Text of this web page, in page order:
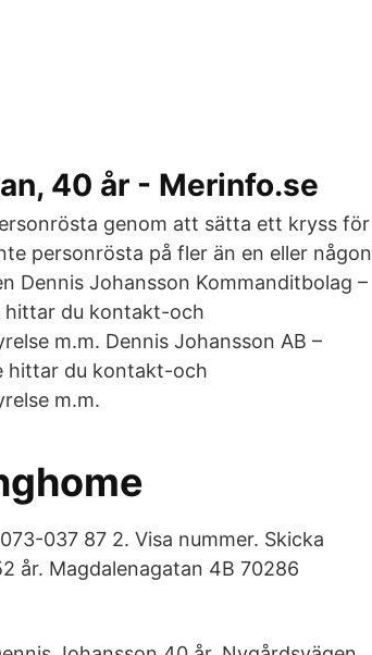
40 år - Merinfo.se
genom att sätta ett kryss för
personrösta på fler än en eller någon
Dennis Johansson Kommanditbolag –
hittar du kontakt-och
m.m. Dennis Johansson AB –
hittar du kontakt-och
m.m.
037 87 2. Visa nummer. Skicka
år. Magdalenagatan 4B 70286